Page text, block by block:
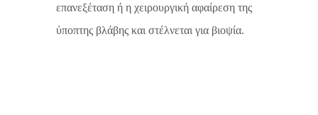
επανεξέταση ή η χειρουργική αφαίρεση της
ύποπτης βλάβης και στέλνεται για βιοψία.